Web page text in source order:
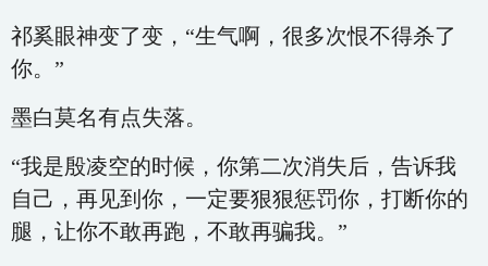
祁奚眼神变了变，“生气啊，很多次恨不得杀了
你。”
墨白莫名有点失落。
“我是殷凌空的时候，你第二次消失后，告诉我
自己，再见到你，一定要狠狠惩罚你，打断你的
腿，让你不敢再跑，不敢再骗我。”